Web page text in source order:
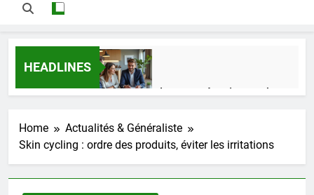
HEADLINES
Guide complet pour réussir un achat
1 Semaine Ago
Home
Actualités & Généraliste
Skin cycling : ordre des produits, éviter les irritations